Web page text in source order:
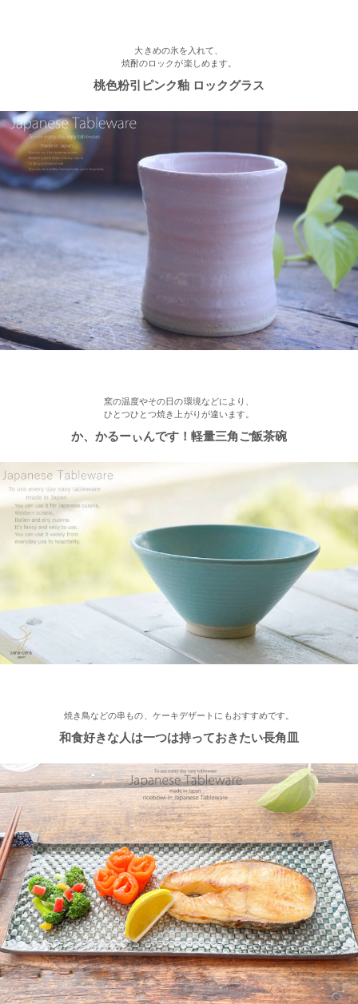
≪新着商品≫ あったか手作りご飯茶碗・湯飲み、入荷しました♪
2023/1/16
≪おすすめ≫ お好み具材の恵方巻♪大きいお皿を囲んで手作りを
楽しみませんか？
2022/12/28
≪再入荷≫ プレゼントにもおすすめ♪ぽってり一珍和花 ご飯茶碗
2022/12/22
2022/12/2
≪おすすめ≫ 美味しいおかずと一緒にパクり♪土鍋で炊いたツヤ
ツヤごはん！
≪おすすめ≫ 小鉢を並べてちょこっと豪華に♪ コロンとかわい
い木ノ葉の小鉢
≪おすすめ≫ 手作りのあたたかさ♪職人の手でそ〜っとくぼませ
たマグカップ
2022/11/22
≪再入荷≫ お待たせしました！窯出し入荷しました♪職人の手で
そ～っとくぼませた変型どんぶり 黒釉ブラック
2022/11/15
≪おすすめ≫ さむ～い朝にあったかスープ♪松助窯 しのぎ 片手
スープカップ
2022/11/12
≪おすすめ≫ あったか鍋をお楽しみください♪とんすい小鉢がつ
大きめの氷を入れて、
焼酎のロックが楽しめます。
桃色粉引ピンク釉 ロックグラス
窯の温度やその日の環境などにより、
ひとつひとつ焼き上がりが違います。
か、かるーぃんです！軽量三角ご飯茶碗
焼き鳥などの串もの、ケーキデザートにもおすすめです。
和食好きな人は一つは持っておきたい長角皿